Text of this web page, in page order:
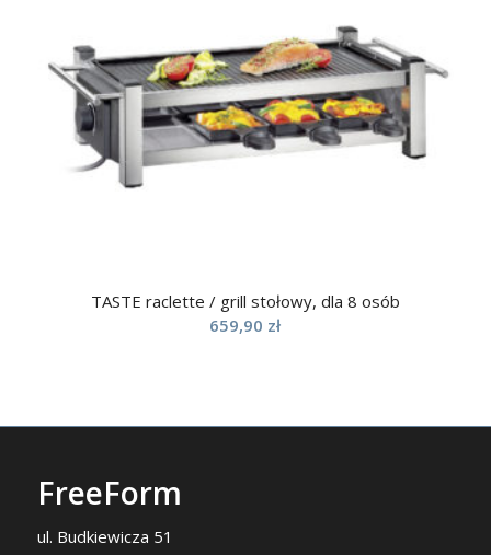
TASTE raclette / grill stołowy, dla 8 osób
659,90 zł
FreeForm
ul. Budkiewicza 51